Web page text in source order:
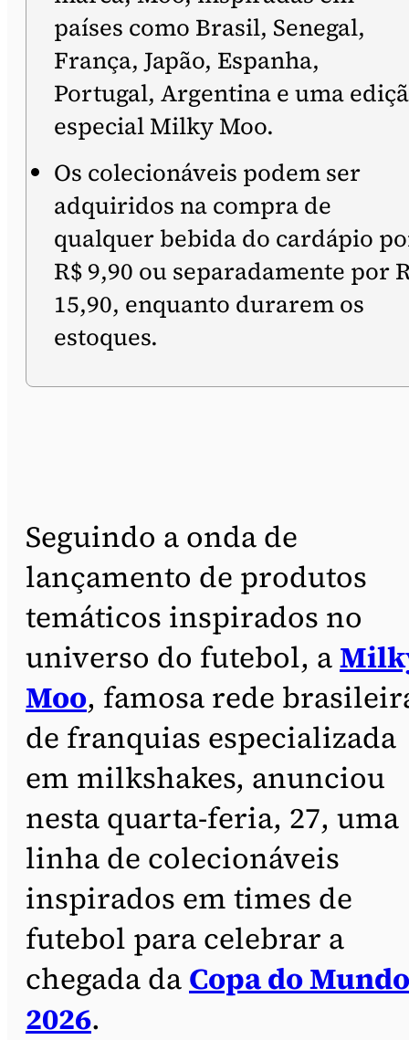
países como Brasil, Senegal,
França, Japão, Espanha,
Portugal, Argentina e uma
especial Milky Moo.
Os colecionáveis podem ser
adquiridos na compra de
qualquer bebida do cardápio
R$ 9,90 ou separadamente por
15,90, enquanto durarem os
estoques.
Seguindo a onda de
lançamento de produtos
temáticos inspirados no
universo do futebol, a
Moo, famosa rede
de franquias especializada
em milkshakes, anunciou
nesta quarta-feria, 27, uma
linha de colecionáveis
inspirados em times de
futebol para celebrar a
chegada da Copa do Mundo
2026.